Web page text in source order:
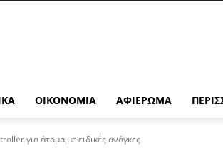
ΟΙΚΟΝΟΜΊΑ ΑΦΙΈΡΩΜΑ
για άτομα με ειδικές ανάγκες